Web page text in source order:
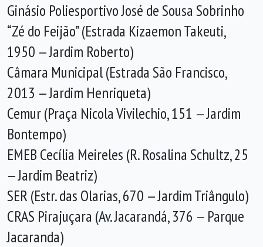
Ginásio Poliesportivo José de Sousa Sobrinho
“Zé do Feijão” (Estrada Kizaemon Takeuti,
1950 — Jardim Roberto)
Câmara Municipal (Estrada São Francisco,
2013 — Jardim Henriqueta)
Cemur (Praça Nicola Vivilechio, 151 — Jardim
Bontempo)
EMEB Cecília Meireles (R. Rosalina Schultz, 25
— Jardim Beatriz)
SER (Estr. das Olarias, 670 — Jardim Triângulo)
CRAS Pirajuçara (Av. Jacarandá, 376 — Parque
Jacaranda)